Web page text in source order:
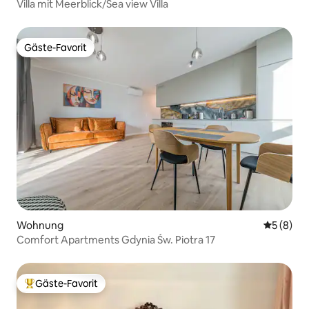
Villa mit Meerblick/Sea view Villa
Gäste-Favorit
Gäste-Favorit
Wohnung
5 (8)
Comfort Apartments Gdynia Św. Piotra 17
Beliebter Gäste-Favorit.
Gäste-Favorit